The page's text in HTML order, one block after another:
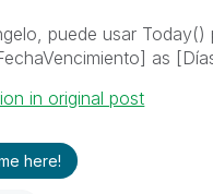
puede usar
as
in original post
here!